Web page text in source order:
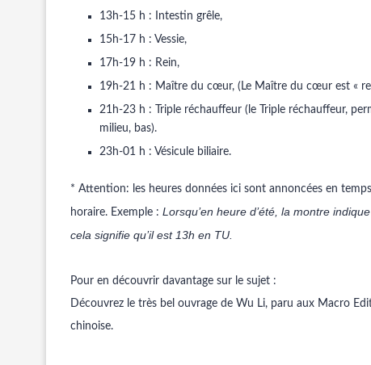
13h-15 h : Intestin grêle,
15h-17 h : Vessie,
17h-19 h : Rein,
19h-21 h : Maître du cœur, (Le Maître du cœur est «
21h-23 h : Triple réchauffeur (le Triple réchauffeur,
milieu, bas).
23h-01 h : Vésicule biliaire.
* Attention: les heures données ici sont annoncées en
horaire. Exemple : Lorsqu’en heure d’été, la montre
cela signifie qu’il est 13h en TU.
Pour en découvrir davantage sur le sujet :
Découvrez le très bel ouvrage de Wu Li, paru aux Macro
chinoise.